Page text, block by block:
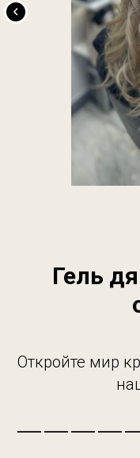
Гель
Откройте мир